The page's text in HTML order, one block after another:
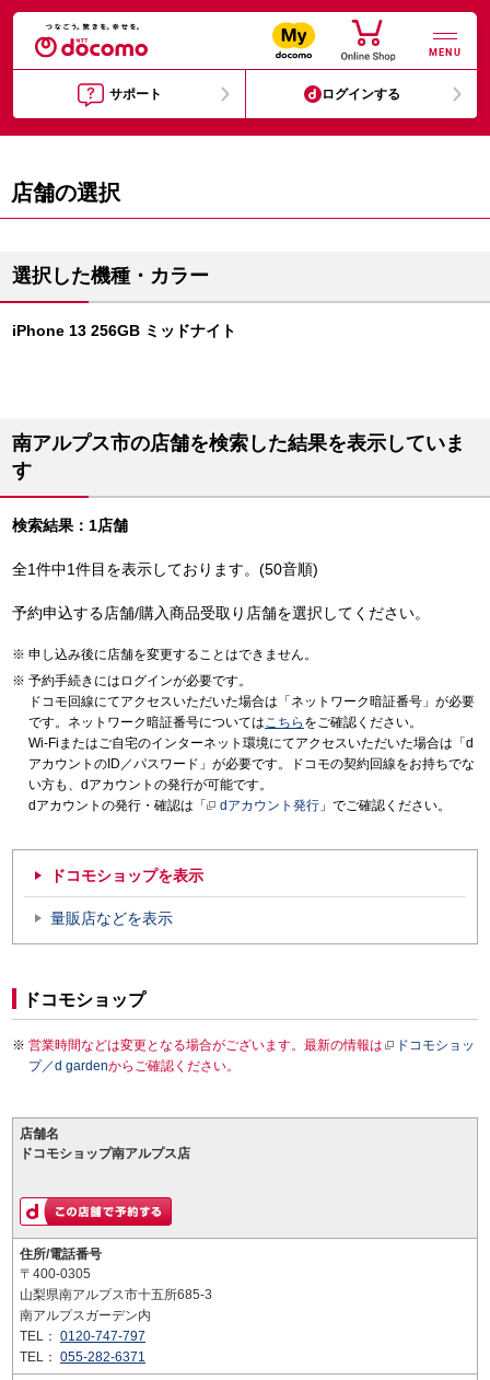
MENU
サポート ログインする
店舗の選択
選択した機種・カラー
iPhone 13 256GB ミッドナイト
南アルプス市の店舗を検索した結果を表示していま
す
検索結果：1店舗
全1件中1件目を表示しております。(50音順)
予約申込する店舗/購入商品受取り店舗を選択してください。
申し込み後に店舗を変更することはできません。
予約手続きにはログインが必要です。
ドコモ回線にてアクセスいただいた場合は「ネットワーク暗証番号」が必要
です。ネットワーク暗証番号についてはこちら をご確認ください。
Wi-Fiまたはご自宅のインターネット環境にてアクセスいただいた場合は「d
アカウントのID／パスワード」が必要です。ドコモの契約回線をお持ちでな
い方も、dアカウントの発行が可能です。
dアカウントの発行・確認は「
dアカウント発行 」でご確認ください。
ドコモショップを表示
量販店などを表示
ドコモショップ
営業時間などは変更となる場合がございます。最新の情報は
ドコモショッ
プ／d gardenからご確認ください。
店舗名
ドコモショップ南アルプス店
住所/電話番号
〒400-0305
山梨県南アルプス市十五所685-3
南アルプスガーデン内
TEL： 0120-747-797
TEL： 055-282-6371